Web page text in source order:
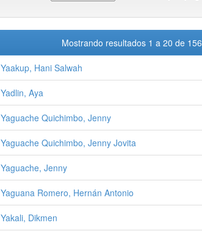
Mostrando resultados 1 a 20 de 156
Yaakup, Hani Salwah
Yadlin, Aya
Yaguache Quichimbo, Jenny
Yaguache Quichimbo, Jenny Jovita
Yaguache, Jenny
Yaguana Romero, Hernán Antonio
Yakali, Dikmen